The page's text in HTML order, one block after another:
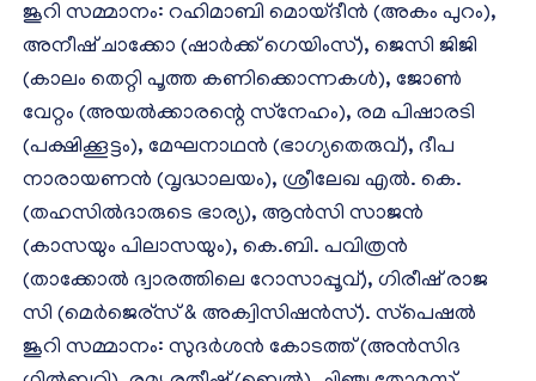
ജൂറി സമ്മാനം: റഹിമാബി മൊയ്ദീന്‍ (അകം പുറം),
അനീഷ് ചാക്കോ (ഷാര്‍ക്ക് ഗെയിംസ്), ജെസി ജിജി
(കാലം തെറ്റി പൂത്ത കണിക്കൊന്നകള്‍), ജോണ്‍
വേറ്റം (അയല്‍ക്കാരന്റെ സ്‌നേഹം), രമ പിഷാരടി
(പക്ഷിക്കൂട്ടം), മേഘനാഥന്‍ (ഭാഗ്യതെരുവ്), ദീപ
നാരായണന്‍ (വൃദ്ധാലയം), ശ്രീലേഖ എല്‍. കെ.
(തഹസില്‍ദാരുടെ ഭാര്യ), ആന്‍സി സാജന്‍
(കാസയും പിലാസയും), കെ.ബി. പവിത്രന്‍
(താക്കോല്‍ ദ്വാരത്തിലെ റോസാപ്പൂവ്), ഗിരീഷ് രാജ
സി (മെര്‍ജെര്‌സ് & അക്വിസിഷന്‍സ്). സ്‌പെഷല്‍
ജൂറി സമ്മാനം: സുദര്‍ശന്‍ കോടത്ത് (അന്‍സിദ